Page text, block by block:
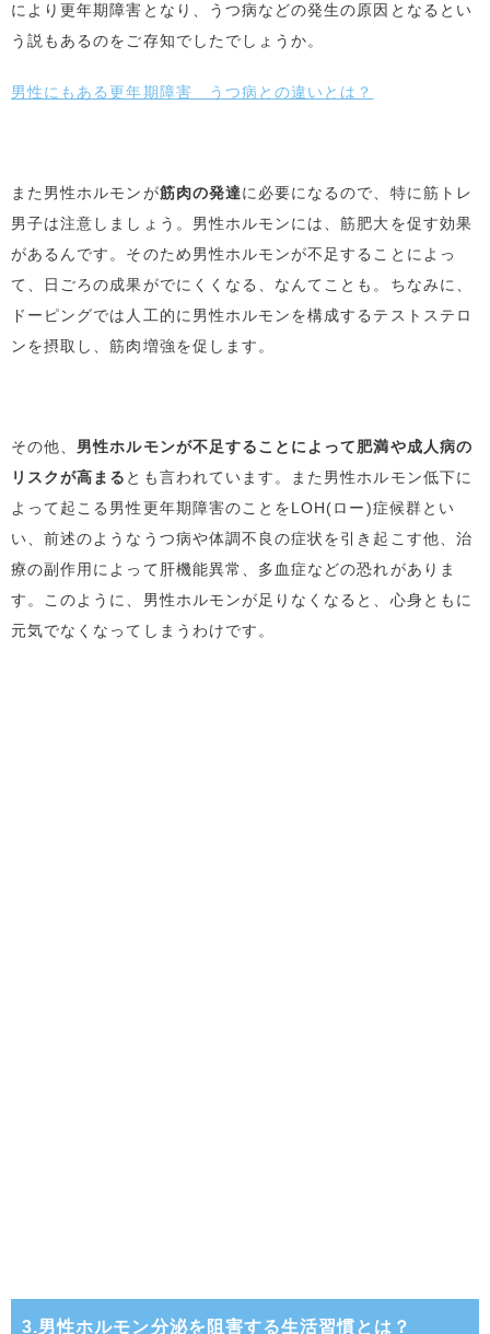
により更年期障害となり、うつ病などの発生の原因となるとい
う説もあるのをご存知でしたでしょうか。
男性にもある更年期障害 うつ病との違いとは？
また男性ホルモンが筋肉の発達に必要になるので、特に筋トレ
男子は注意しましょう。男性ホルモンには、筋肥大を促す効果
があるんです。そのため男性ホルモンが不足することによっ
て、日ごろの成果がでにくくなる、なんてことも。ちなみに、
ドーピングでは人工的に男性ホルモンを構成するテストステロ
ンを摂取し、筋肉増強を促します。
その他、 男性ホルモンが不足することによって肥満や成人病の
リスクが高まる とも言われています。また男性ホルモン低下に
よって起こる男性更年期障害のことをLOH(ロー)症候群とい
い、前述のようなうつ病や体調不良の症状を引き起こす他、治
療の副作用によって肝機能異常、多血症などの恐れがありま
す。このように、男性ホルモンが足りなくなると、心身ともに
元気でなくなってしまうわけです。
3.男性ホルモン分泌を阻害する生活習慣とは？